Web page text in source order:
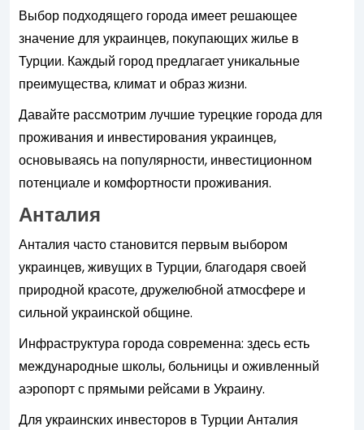
Выбор подходящего города имеет решающее
значение для украинцев, покупающих жилье в
Турции. Каждый город предлагает уникальные
преимущества, климат и образ жизни.
Давайте рассмотрим лучшие турецкие города для
проживания и инвестирования украинцев,
основываясь на популярности, инвестиционном
потенциале и комфортности проживания.
Анталия
Анталия часто становится первым выбором
украинцев, живущих в Турции, благодаря своей
природной красоте, дружелюбной атмосфере и
сильной украинской общине.
Инфраструктура города современна: здесь есть
международные школы, больницы и оживленный
аэропорт с прямыми рейсами в Украину.
Для украинских инвесторов в Турции Анталия